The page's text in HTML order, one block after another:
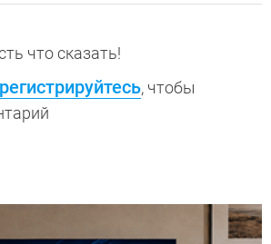
что сказать!
, чтобы